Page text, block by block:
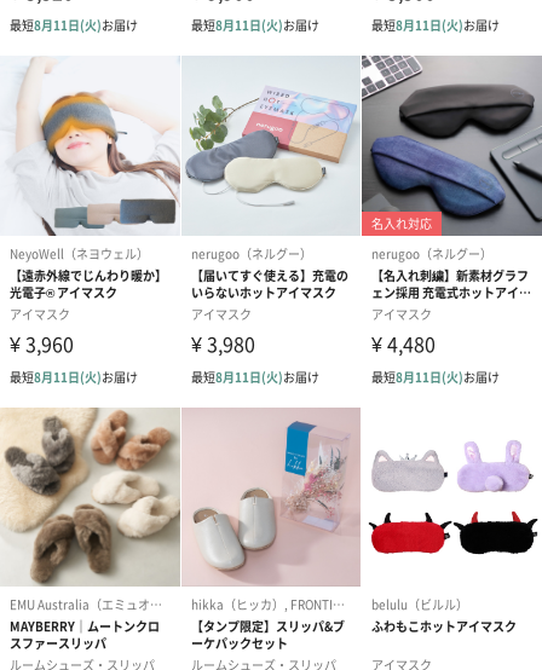
生花のブーケを同梱します。
※9-15時にご注文いただく場合、最短のお届け可能日が通常より
も1日遅くなります。
シーズンブーケ（ひま
わり）（1,880円）
ブーケ（ホワイトグリ
ーン）（1,650円）
ブーケ（ピン
（1,650円）
ドライフラワー・プリザーブドフラワー
自然のお花で作ったドライフラワー・プリザーブドフラワーを同
梱します。
一部花材が写真と異なる場合がございます。予めご了承くださ
い。パッケージに入れてお届けします。